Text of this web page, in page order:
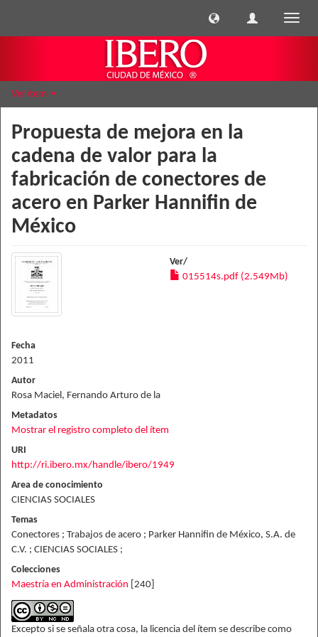
Ver ítem
Propuesta de mejora en la
cadena de valor para la
fabricación de conectores de
acero en Parker Hannifin de
México
Ver/
015514s.pdf (2.549Mb)
Fecha
2011
Autor
Rosa Maciel, Fernando Arturo de la
Metadatos
Mostrar el registro completo del ítem
URI
http://ri.ibero.mx/handle/ibero/1949
Area de conocimiento
CIENCIAS SOCIALES
Temas
Conectores ; Trabajos de acero ; Parker Hannifin de México, S.A. de
C.V. ; CIENCIAS SOCIALES ;
Colecciones
Maestría en Administración [240]
Excepto si se señala otra cosa, la licencia del ítem se describe como